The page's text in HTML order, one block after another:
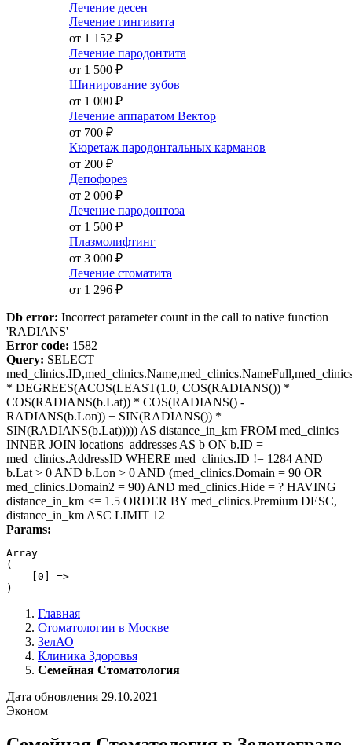
Лечение десен
Лечение гингивита
от 1 152 ₽
Лечение пародонтита
от 1 500 ₽
Шинирование зубов
от 1 000 ₽
Лечение аппаратом Вектор
от 700 ₽
Кюретаж пародонтальных карманов
от 200 ₽
Депофорез
от 2 000 ₽
Лечение пародонтоза
от 1 500 ₽
Плазмолифтинг
от 3 000 ₽
Лечение стоматита
от 1 296 ₽
Db error: Incorrect parameter count in the call to native function
'RADIANS'
Error code: 1582
Query: SELECT
* DEGREES(ACOS(LEAST(1.0, COS(RADIANS()) *
COS(RADIANS(b.Lat)) * COS(RADIANS() -
RADIANS(b.Lon)) + SIN(RADIANS()) *
SIN(RADIANS(b.Lat))))) AS distance_in_km FROM med_clinics
INNER JOIN locations_addresses AS b ON b.ID =
med_clinics.AddressID WHERE med_clinics.ID != 1284 AND
b.Lat > 0 AND b.Lon > 0 AND (med_clinics.Domain = 90 OR
med_clinics.Domain2 = 90) AND med_clinics.Hide = ? HAVING
distance_in_km <= 1.5 ORDER BY med_clinics.Premium DESC,
distance_in_km ASC LIMIT 12
Params:
Array
(
    [0] =>
Главная
Стоматологии в Москве
ЗелАО
Клиника Здоровья
Семейная Стоматология
Дата обновления 29.10.2021
Эконом